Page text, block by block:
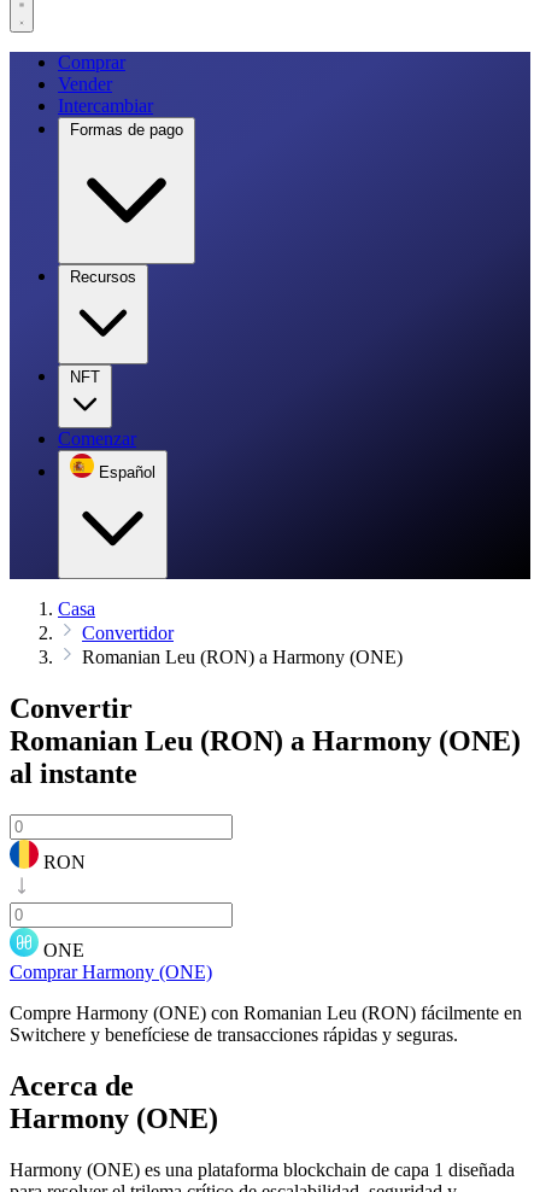
Comprar
Vender
Intercambiar
Formas de pago
Recursos
NFT
Comenzar
Español
Casa
Convertidor
Romanian Leu (RON) a Harmony (ONE)
Convertir
Romanian Leu (RON) a Harmony (ONE)
al instante
RON
ONE
Comprar Harmony (ONE)
Compre Harmony (ONE) con Romanian Leu (RON) fácilmente en
Switchere y benefíciese de transacciones rápidas y seguras.
Acerca de
Harmony (ONE)
Harmony (ONE) es una plataforma blockchain de capa 1 diseñada